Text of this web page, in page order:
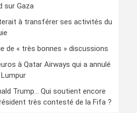
sur Gaza
à transférer ses activités du
de « très bonnes » discussions
à Qatar Airways qui a annulé
Trump… Qui soutient encore
très contesté de la Fifa ?